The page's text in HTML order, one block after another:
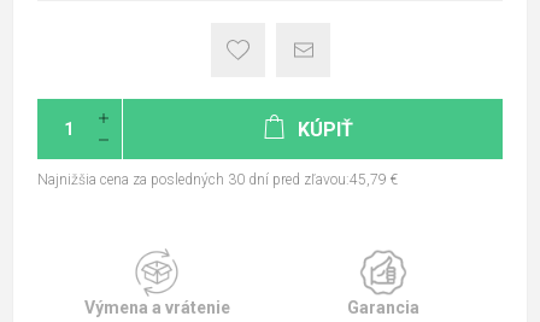
KÚPIŤ
Najnižšia cena za posledných 30 dní pred zľavou:45,79 €
Výmena a vrátenie
Garancia